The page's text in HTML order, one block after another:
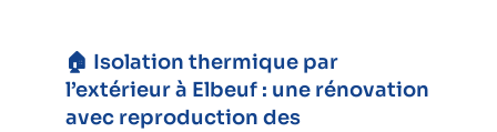
🏠 Isolation thermique par
l’extérieur à Elbeuf : une rénovation
avec reproduction des